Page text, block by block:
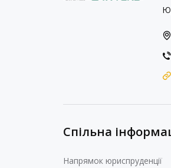
Спільна
Напрямок юриспруденції